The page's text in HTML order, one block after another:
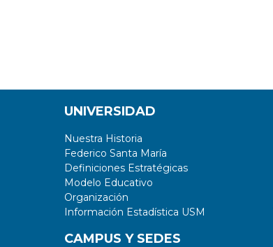
UNIVERSIDAD
Nuestra Historia
Federico Santa María
Definiciones Estratégicas
Modelo Educativo
Organización
Información Estadística USM
CAMPUS Y SEDES